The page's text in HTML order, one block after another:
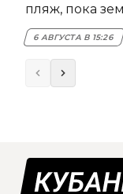
пляж, пока
помощь
6 АВГУСТА В 15:26